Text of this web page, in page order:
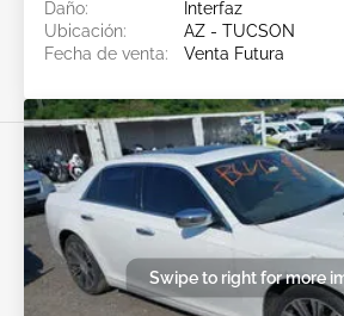
Daño:
Interfaz
Ubicación:
AZ - TUCSON
Fecha de venta:
Venta Futura
Swipe to right for more